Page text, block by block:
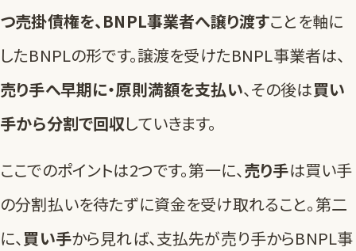
つ売掛債権を、BNPL事業者へ譲り渡すことを軸に
したBNPLの形です。譲渡を受けたBNPL事業者は、
売り手へ早期に・原則満額を支払い、その後は買い
手から分割で回収していきます。
ここでのポイントは2つです。第一に、売り手は買い手
の分割払いを待たずに資金を受け取れること。第二
に、買い手から見れば、支払先が売り手からBNPL事